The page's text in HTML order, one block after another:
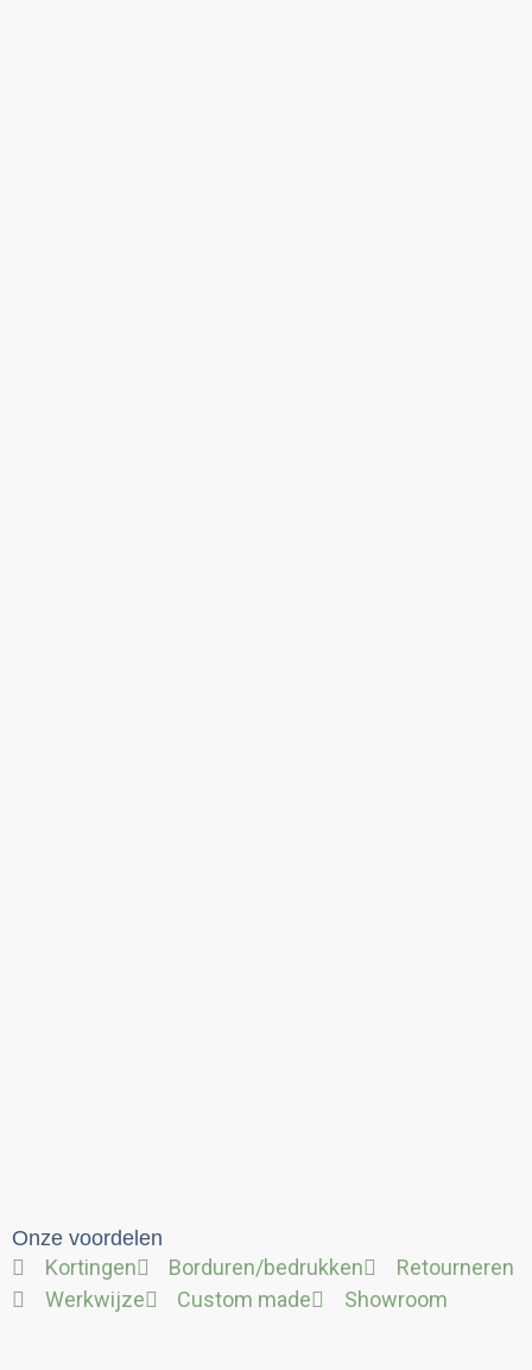
Onze voordelen
Kortingen Borduren/bedrukken
Retourneren
Werkwijze
Custom made Showroom